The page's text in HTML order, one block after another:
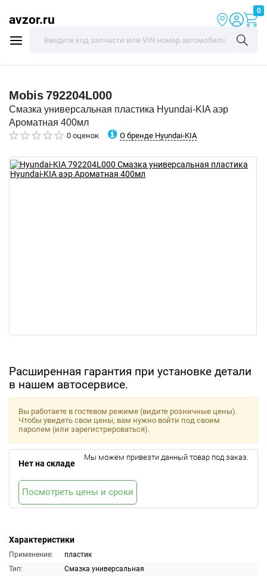
avzor.ru
0
Mobis792204L000
Смазка универсальная пластика Hyundai-KIA аэр
Ароматная 400мл
0 оценок О бренде Hyundai-KIA
Расширенная гарантия при установке детали
в нашем автосервисе.
Характеристики
Применение:
пластик
Тип:
Смазка универсальная
Вы работаете в гостевом режиме (видите розничные цены).
Чтобы увидеть свои цены, вам нужно войти под своим
паролем (или зарегистрироваться).
Нет на складе
Мы можем привезти данный товар под заказ.
Посмотреть цены и сроки